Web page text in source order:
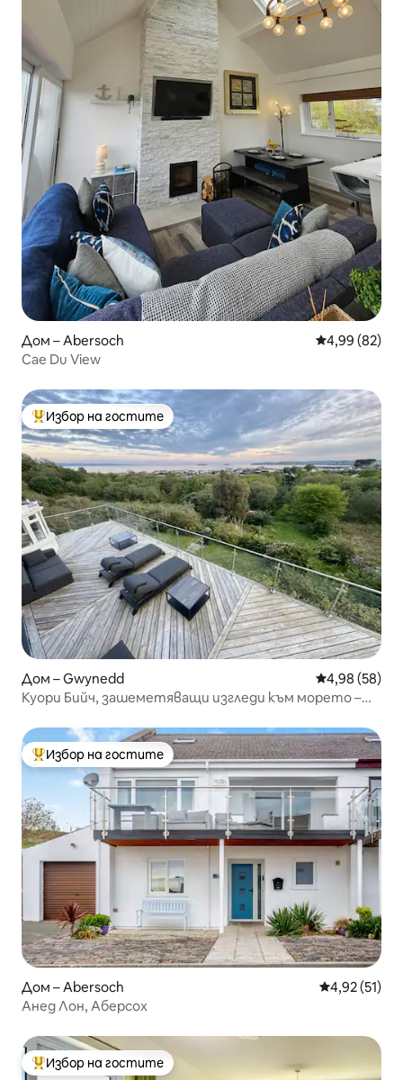
Дом – Abersoch Средна
4,99 (82)
Cae Du View
Най-популярен избор на гостите
Избор на гостите
Дом – Gwynedd Средна
4,98 (58)
Куори Бийч, зашеметяващи изгледи към морето –
Най-популярен избор на гостите
Избор на гостите
Дом – Abersoch Средна
4,92 (51)
Анед Лон, Аберсох
Най-популярен избор на гостите
Избор на гостите